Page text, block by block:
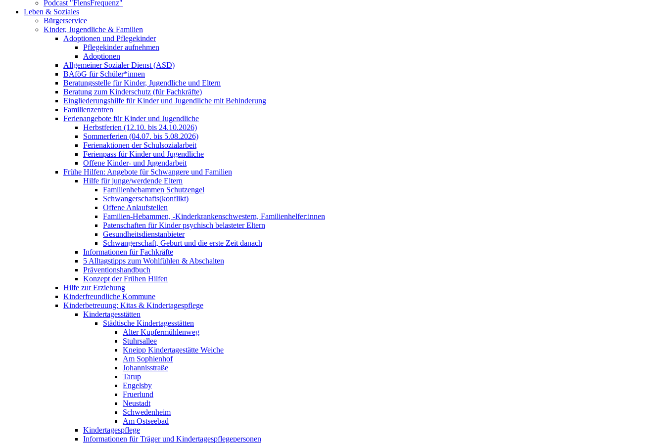
Podcast "FlensFrequenz"
Leben & Soziales
Bürgerservice
Kinder, Jugendliche & Familien
Adoptionen und Pflegekinder
Pflegekinder aufnehmen
Adoptionen
Allgemeiner Sozialer Dienst (ASD)
BAföG für Schüler*innen
Beratungsstelle für Kinder, Jugendliche und Eltern
Beratung zum Kinderschutz (für Fachkräfte)
Eingliederungshilfe für Kinder und Jugendliche mit Behinderung
Familienzentren
Ferienangebote für Kinder und Jugendliche
Herbstferien (12.10. bis 24.10.2026)
Sommerferien (04.07. bis 5.08.2026)
Ferienaktionen der Schulsozialarbeit
Ferienpass für Kinder und Jugendliche
Offene Kinder- und Jugendarbeit
Frühe Hilfen: Angebote für Schwangere und Familien
Hilfe für junge/werdende Eltern
Familienhebammen Schutzengel
Schwangerschafts(konflikt)
Offene Anlaufstellen
Familien-Hebammen, -Kinderkrankenschwestern, Familienhelfer:innen
Patenschaften für Kinder psychisch belasteter Eltern
Gesundheitsdienstanbieter
Schwangerschaft, Geburt und die erste Zeit danach
Informationen für Fachkräfte
5 Alltagstipps zum Wohlfühlen & Abschalten
Präventionshandbuch
Konzept der Frühen Hilfen
Hilfe zur Erziehung
Kinderfreundliche Kommune
Kinderbetreuung: Kitas & Kindertagespflege
Kindertagesstätten
Städtische Kindertagesstätten
Alter Kupfermühlenweg
Stuhrsallee
Kneipp Kindertagestätte Weiche
Am Sophienhof
Johannisstraße
Tarup
Engelsby
Fruerlund
Neustadt
Schwedenheim
Am Ostseebad
Kindertagespflege
Informationen für Träger und Kindertagespflegepersonen